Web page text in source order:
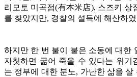
리모토 미곡점(有本米店), 스즈키 상
를 찾았지만, 경찰의 설득에 해산하
하지만 한 번 불이 붙은 소동에 대한
자칫하면 굶어 죽을 수 있다는 위기
는 정부에 대한 분노, 가난한 삶을